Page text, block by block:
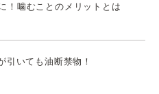
！噛むことのメリットとは
引いても油断禁物！